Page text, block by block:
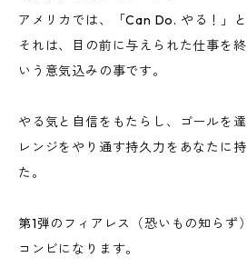
アメリカでは、「Can Do. やる！」
それは、目の前に与えられた仕事を
いう意気込みの事です。
やる気と自信をもたらし、ゴールを
レンジをやり通す持久力をあなたに
た。
第1弾のフィアレス（恐いもの知らず
コンビになります。